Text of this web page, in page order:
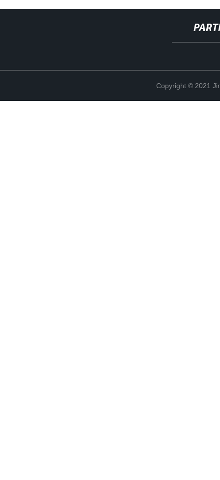
Copyright © 2021